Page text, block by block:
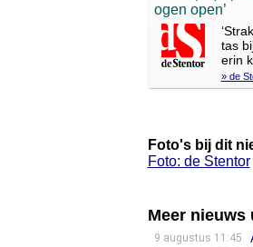
ogen open’
tas
erin
» de
Foto's bij dit
Foto: de Stentor
Meer nieuws
9 augustus 11:45